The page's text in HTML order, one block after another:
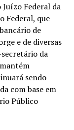
Juízo Federal da
Federal, que
de
e de diversas
secretário da
sendo
com base em
Público